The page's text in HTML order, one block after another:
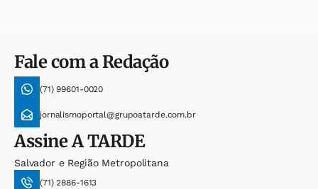
Fale com a Redação
(71) 99601-0020
jornalismoportal@grupoatarde.com.br
AssineA TARDE
Salvador e Região Metropolitana
(71) 2886-1613